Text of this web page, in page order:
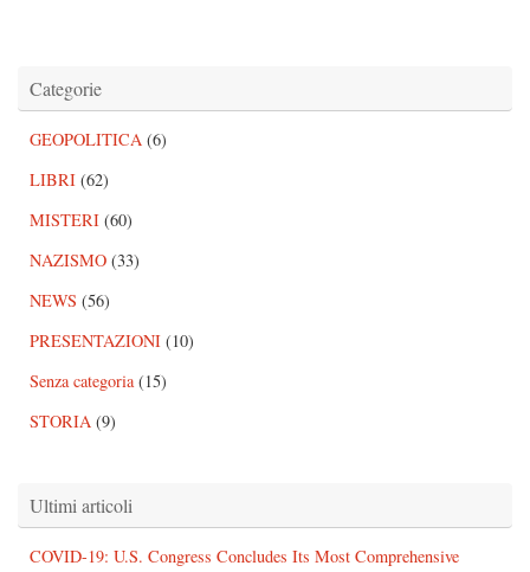
Categorie
GEOPOLITICA (6)
LIBRI (62)
MISTERI (60)
NAZISMO (33)
NEWS (56)
PRESENTAZIONI (10)
Senza categoria(15)
STORIA (9)
Ultimi articoli
COVID-19: U.S. Congress Concludes Its Most Comprehensive